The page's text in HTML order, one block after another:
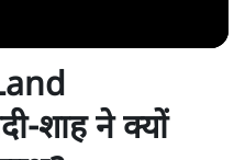
शाह ने क्यों